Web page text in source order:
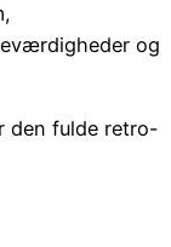
og
den fulde retro-